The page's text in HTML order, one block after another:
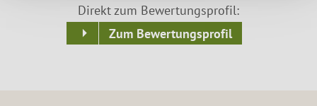
Direkt zum Bewertungsprofil:
Zum Bewertungsprofil